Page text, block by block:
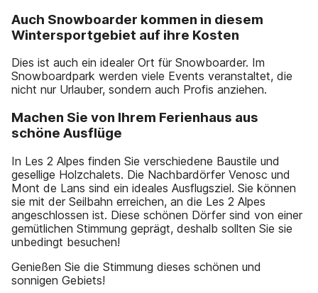
Auch Snowboarder kommen in diesem
Wintersportgebiet auf ihre Kosten
Dies ist auch ein idealer Ort für Snowboarder. Im
Snowboardpark werden viele Events veranstaltet, die
nicht nur Urlauber, sondern auch Profis anziehen.
Machen Sie von Ihrem Ferienhaus aus
schöne Ausflüge
In Les 2 Alpes finden Sie verschiedene Baustile und
gesellige Holzchalets. Die Nachbardörfer Venosc und
Mont de Lans sind ein ideales Ausflugsziel. Sie können
sie mit der Seilbahn erreichen, an die Les 2 Alpes
angeschlossen ist. Diese schönen Dörfer sind von einer
gemütlichen Stimmung geprägt, deshalb sollten Sie sie
unbedingt besuchen!
Genießen Sie die Stimmung dieses schönen und
sonnigen Gebiets!